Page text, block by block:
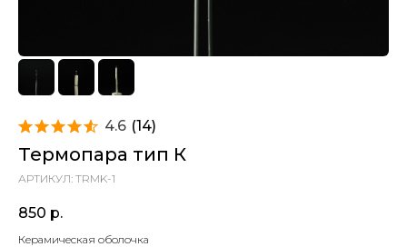
4.6 (14)
Термопара тип К
АРТИКУЛ: TRMK-1
850 р.
Керамическая оболочка